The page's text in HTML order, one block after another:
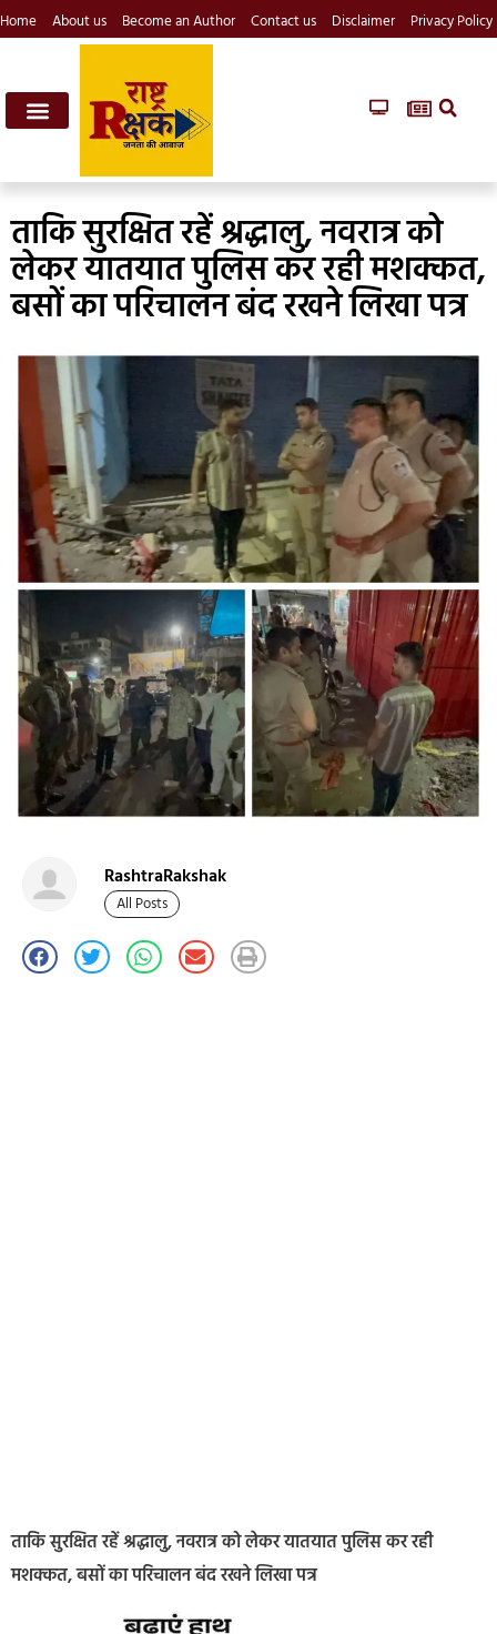
Home About us Become an Author Contact us Disclaimer Privacy Policy
ताकि सुरक्षित रहें श्रद्धालु, नवरात्र को
लेकर यातयात पुलिस कर रही मशक्कत,
बसों का परिचालन बंद रखने लिखा पत्र
RashtraRakshak
All Posts
ताकि सुरक्षित रहें श्रद्धालु, नवरात्र को लेकर यातयात पुलिस कर रही
मशक्कत, बसों का परिचालन बंद रखने लिखा पत्र